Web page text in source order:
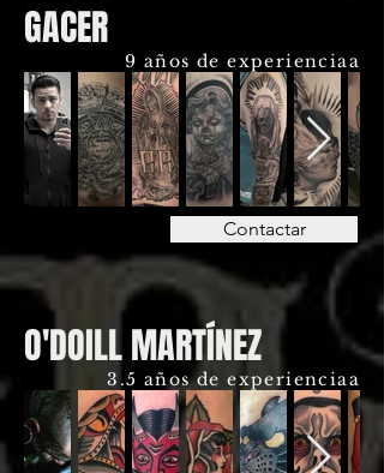
GACER
9 años de experienciaa
Contactar
O'DOILL MARTÍNEZ
3.5 años de experienciaa